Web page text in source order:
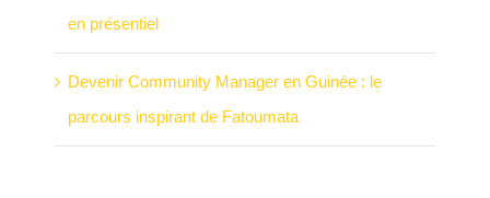
en présentiel
Devenir Community Manager en Guinée : le
parcours inspirant de Fatoumata